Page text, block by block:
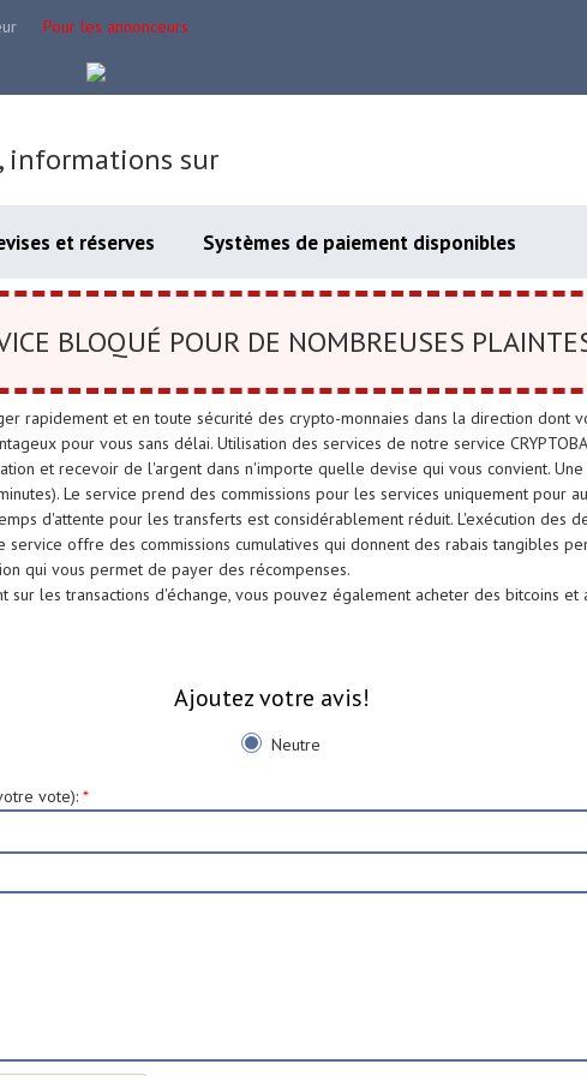
Pour les annonceurs
informations sur
et réserves Systèmes de paiement disponibles
BLOQUÉ POUR DE NOMBREUSES
rapidement et en toute sécurité des crypto-monnaies dans la direction dont
pour vous sans délai. Utilisation des services de notre service
et recevoir de l'argent dans n'importe quelle devise qui vous convient. Une
Le service prend des commissions pour les services uniquement pour
d'attente pour les transferts est considérablement réduit. L'exécution des
service offre des commissions cumulatives qui donnent des rabais tangibles
qui vous permet de payer des récompenses.
sur les transactions d'échange, vous pouvez également acheter des bitcoins et
Ajoutez votre avis!
Neutre
vote): *